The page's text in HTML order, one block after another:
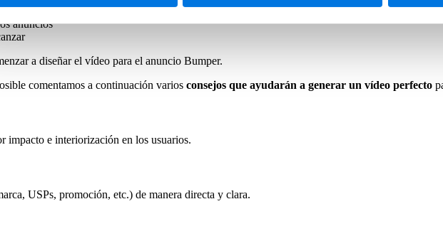
fuertes y diferenciales de la marca
anuncios
a diseñar el vídeo para el anuncio Bumper.
comentamos a continuación varios consejos que ayudarán a generar un vídeo perfecto
impacto e interiorización en los usuarios.
USPs, promoción, etc.) de manera directa y clara.